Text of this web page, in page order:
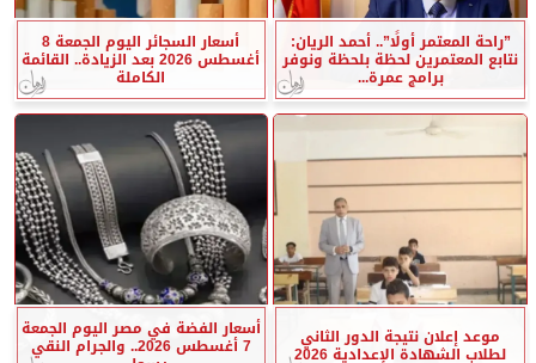
”راحة المعتمر أولًا”.. أحمد الريان:
نتابع المعتمرين لحظة بلحظة ونوفر
برامج عمرة...
أسعار السجائر اليوم الجمعة 8
أغسطس 2026 بعد الزيادة.. القائمة
الكاملة
موعد إعلان نتيجة الدور الثاني
لطلاب الشهادة الإعدادية 2026
أسعار الفضة في مصر اليوم الجمعة
7 أغسطس 2026.. والجرام النقي